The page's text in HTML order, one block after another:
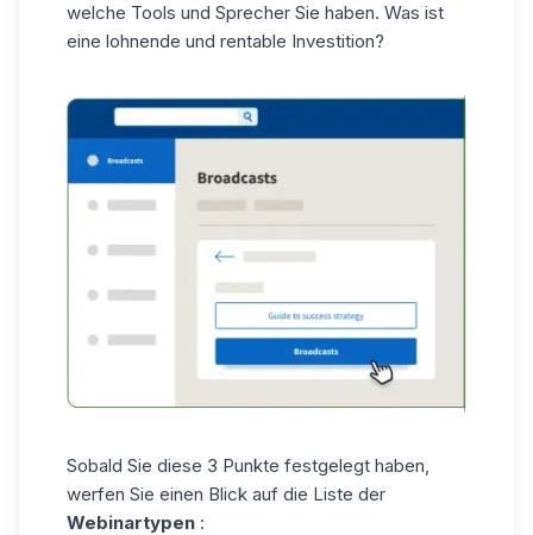
welche Tools und Sprecher Sie haben. Was ist
eine lohnende und rentable Investition?
Sobald Sie diese 3 Punkte festgelegt haben,
werfen Sie einen Blick auf die Liste der
Webinartypen :